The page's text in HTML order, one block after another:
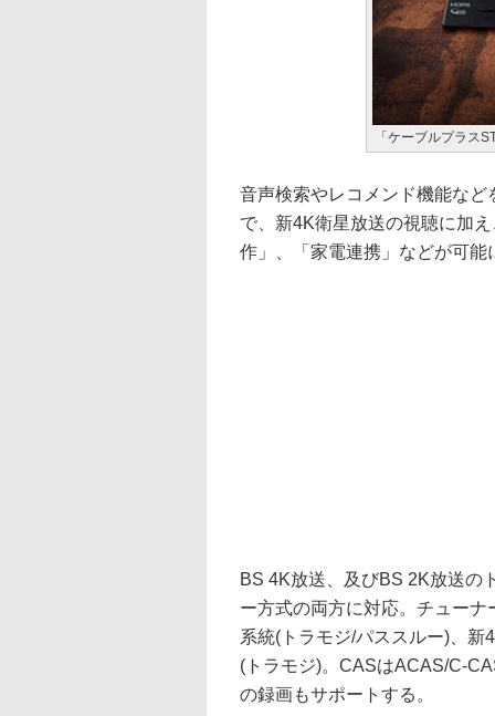
「ケーブルプラス
音声検索やレコメンド機能な
で、新4K衛星放送の視聴に加
作」、「家電連携」などが可能
BS 4K放送、及びBS 2K放送の
ー方式の両方に対応。チュー
系統(トラモジ/パススルー)、
(トラモジ)。CASはACAS/C-
の録画もサポートする。